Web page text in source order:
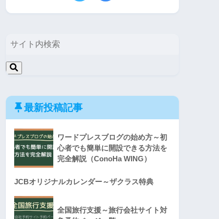
最新投稿記事
ワードプレスブログの始め方～初
心者でも簡単に開設できる方法を
完全解説（ConoHa WING）
JCBオリジナルカレンダー～ザクラス特典
全国旅行支援～旅行会社サイト対